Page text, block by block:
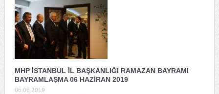
MHP İSTANBUL İL BAŞKANLIĞI RAMAZAN BAYRAMI
BAYRAMLAŞMA 06 HAZİRAN 2019
06.06.2019